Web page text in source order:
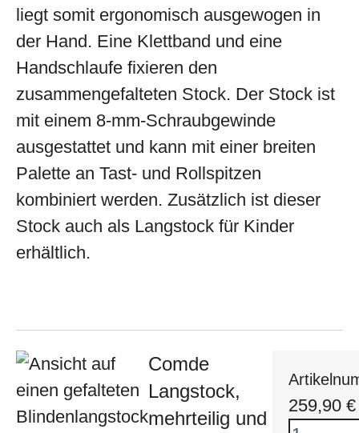
liegt somit ergonomisch ausgewogen in
der Hand. Eine Klettband und eine
Handschlaufe fixieren den
zusammengefalteten Stock. Der Stock ist
mit einem 8-mm-Schraubgewinde
ausgestattet und kann mit einer breiten
Palette an Tast- und Rollspitzen
kombiniert werden. Zusätzlich ist dieser
Stock auch als Langstock für Kinder
erhältlich.
Comde
Langstock,
mehrteilig und
259,90 €